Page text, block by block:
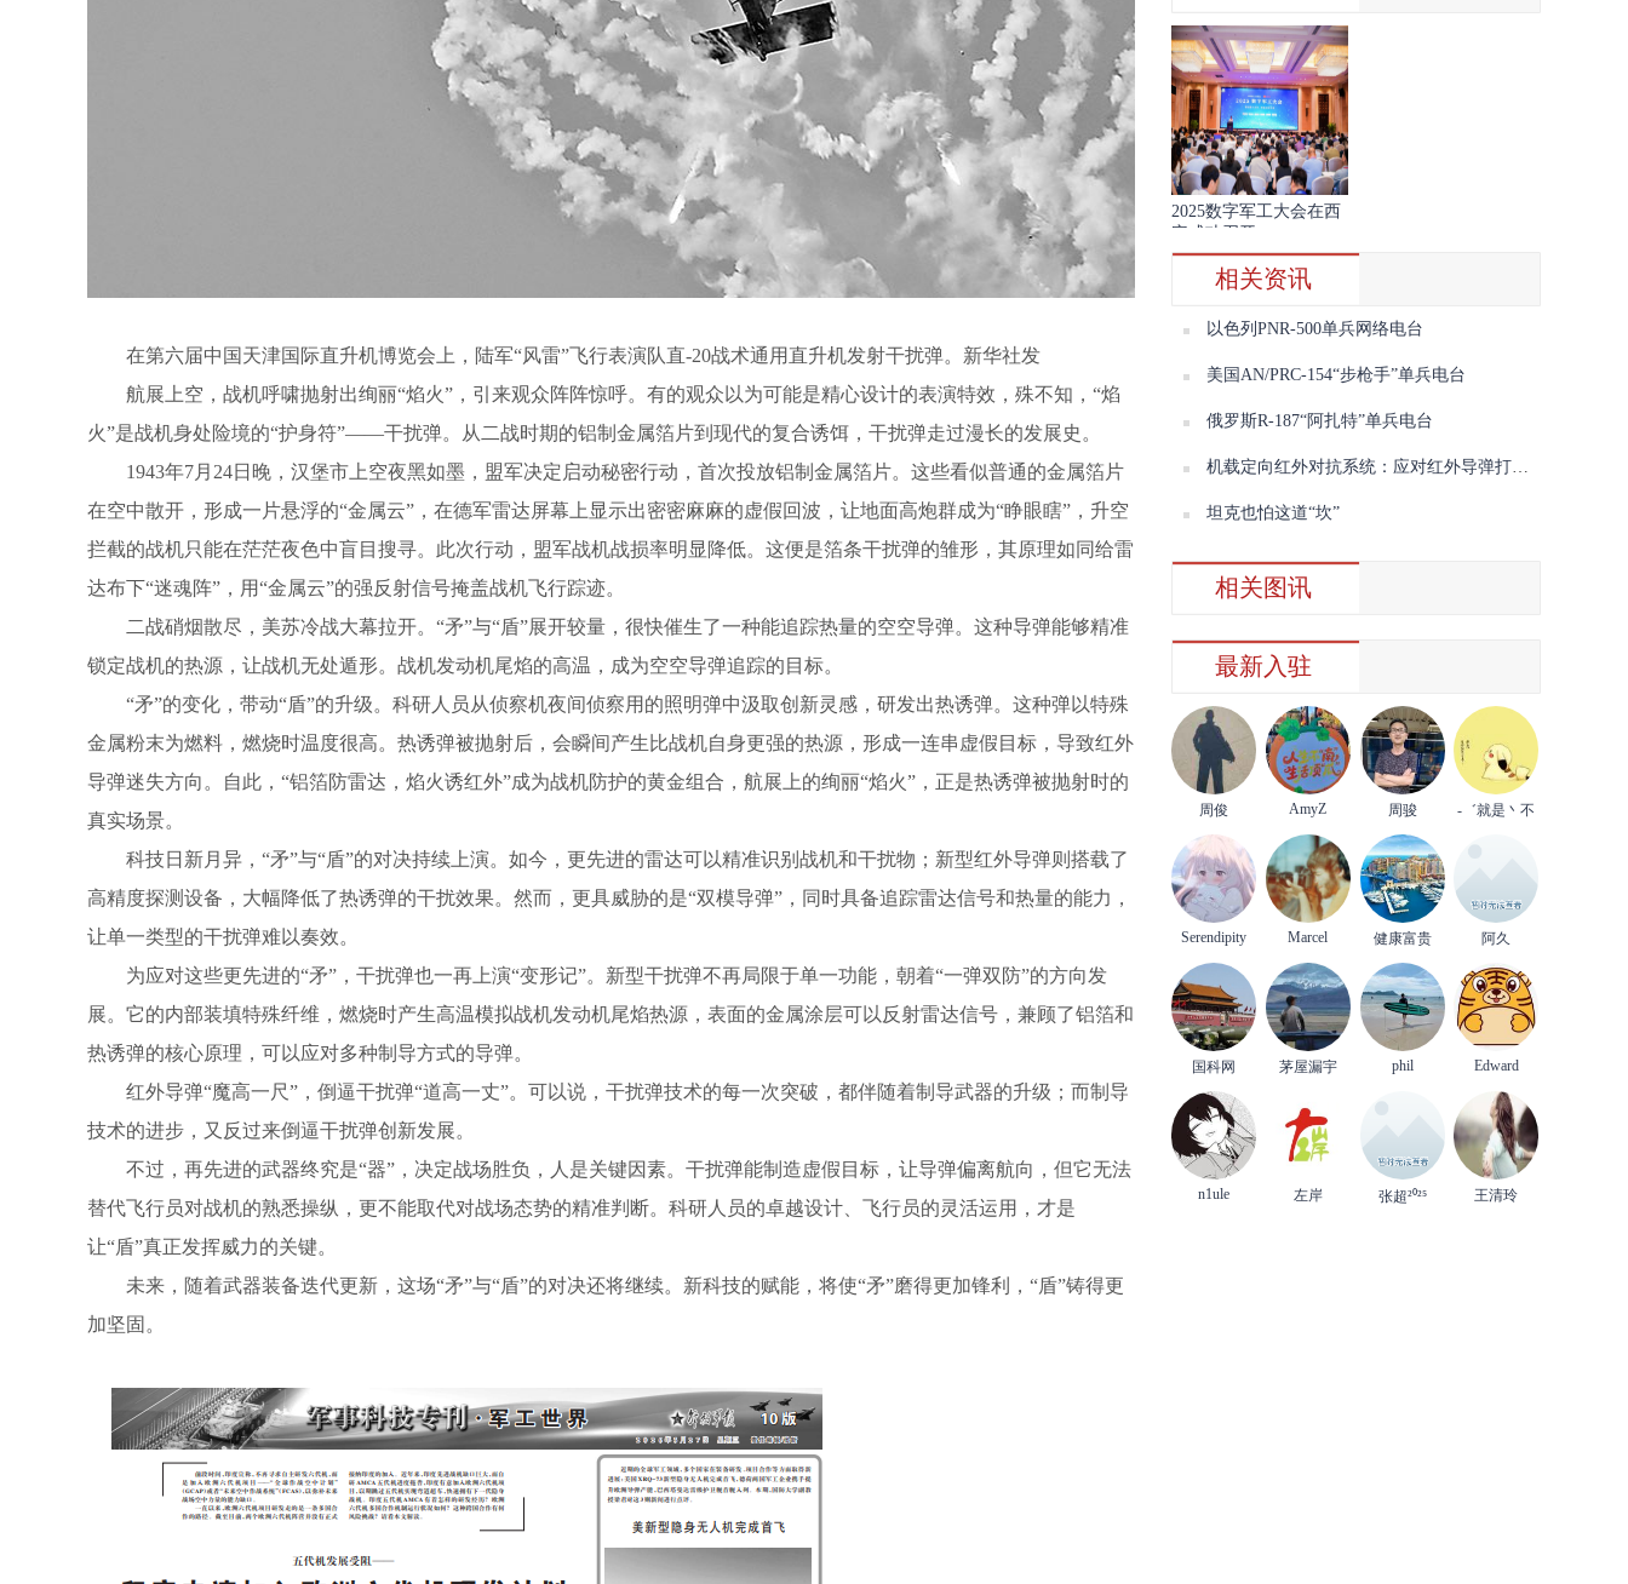
在第六届中国天津国际直升机博览会上，陆军“风雷”飞行表演队直-20战术通用直升机发射干扰弹。新华社发
航展上空，战机呼啸抛射出绚丽“焰火”，引来观众阵阵惊呼。有的观众以为可能是精心设计的表演特效，殊不知，“焰
火”是战机身处险境的“护身符”——干扰弹。从二战时期的铝制金属箔片到现代的复合诱饵，干扰弹走过漫长的发展史。
1943年7月24日晚，汉堡市上空夜黑如墨，盟军决定启动秘密行动，首次投放铝制金属箔片。这些看似普通的金属箔片
在空中散开，形成一片悬浮的“金属云”，在德军雷达屏幕上显示出密密麻麻的虚假回波，让地面高炮群成为“睁眼瞎”，升空
拦截的战机只能在茫茫夜色中盲目搜寻。此次行动，盟军战机战损率明显降低。这便是箔条干扰弹的雏形，其原理如同给雷
达布下“迷魂阵”，用“金属云”的强反射信号掩盖战机飞行踪迹。
二战硝烟散尽，美苏冷战大幕拉开。“矛”与“盾”展开较量，很快催生了一种能追踪热量的空空导弹。这种导弹能够精准
锁定战机的热源，让战机无处遁形。战机发动机尾焰的高温，成为空空导弹追踪的目标。
“矛”的变化，带动“盾”的升级。科研人员从侦察机夜间侦察用的照明弹中汲取创新灵感，研发出热诱弹。这种弹以特殊
金属粉末为燃料，燃烧时温度很高。热诱弹被抛射后，会瞬间产生比战机自身更强的热源，形成一连串虚假目标，导致红外
导弹迷失方向。自此，“铝箔防雷达，焰火诱红外”成为战机防护的黄金组合，航展上的绚丽“焰火”，正是热诱弹被抛射时的
真实场景。
科技日新月异，“矛”与“盾”的对决持续上演。如今，更先进的雷达可以精准识别战机和干扰物；新型红外导弹则搭载了
高精度探测设备，大幅降低了热诱弹的干扰效果。然而，更具威胁的是“双模导弹”，同时具备追踪雷达信号和热量的能力，
让单一类型的干扰弹难以奏效。
为应对这些更先进的“矛”，干扰弹也一再上演“变形记”。新型干扰弹不再局限于单一功能，朝着“一弹双防”的方向发
展。它的内部装填特殊纤维，燃烧时产生高温模拟战机发动机尾焰热源，表面的金属涂层可以反射雷达信号，兼顾了铝箔和
热诱弹的核心原理，可以应对多种制导方式的导弹。
红外导弹“魔高一尺”，倒逼干扰弹“道高一丈”。可以说，干扰弹技术的每一次突破，都伴随着制导武器的升级；而制导
技术的进步，又反过来倒逼干扰弹创新发展。
不过，再先进的武器终究是“器”，决定战场胜负，人是关键因素。干扰弹能制造虚假目标，让导弹偏离航向，但它无法
替代飞行员对战机的熟悉操纵，更不能取代对战场态势的精准判断。科研人员的卓越设计、飞行员的灵活运用，才是
让“盾”真正发挥威力的关键。
未来，随着武器装备迭代更新，这场“矛”与“盾”的对决还将继续。新科技的赋能，将使“矛”磨得更加锋利，“盾”铸得更
加坚固。
2025数字军工大会在西
安成功召开
相关资讯
以色列PNR-500单兵网络电台
美国AN/PRC-154“步枪手”单兵电台
俄罗斯R-187“阿扎特”单兵电台
机载定向红外对抗系统：应对红外导弹打出“组合拳”
坦克也怕这道“坎”
相关图讯
最新入驻
周俊 AmyZ 周骏
-゛就是丶不
Serendipity Marcel 健康富贵 阿久
国科网 茅屋漏宇 phil Edward
n1ule 左岸 张超²⁰²⁵ 王清玲